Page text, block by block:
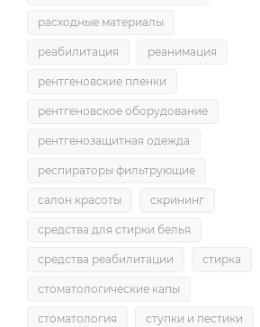
расходные материалы
реабилитация реанимация
рентгеновские пленки
рентгеновское оборудование
рентгенозащитная одежда
респираторы фильтрующие
салон красоты скрининг
средства для стирки белья
средства реабилитации стирка
стоматологические капы
стоматология ступки и пестики